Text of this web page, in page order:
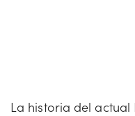
La historia del actual